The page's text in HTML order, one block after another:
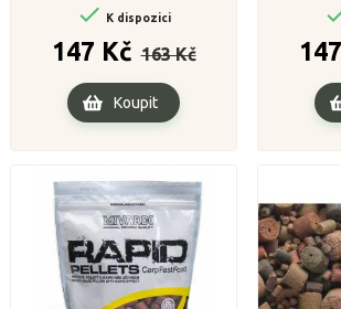
 K dispozici
147 Kč cena
163 Kč
Cena
Koupit